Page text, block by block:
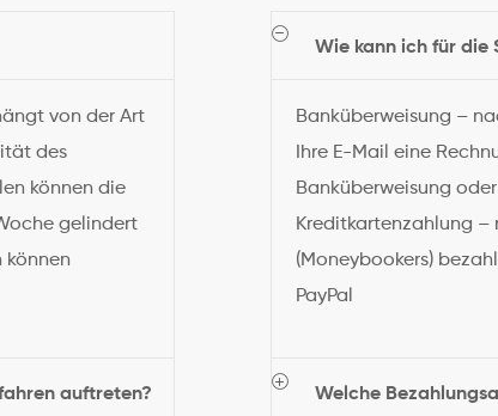
von der Art
des
können die
gelindert
können
auftreten?
Wie kann ich für die
Banküberweisung –
Ihre E-Mail eine
Banküberweisung
Kreditkartenzahlung –
(Moneybookers)
PayPal
Welche